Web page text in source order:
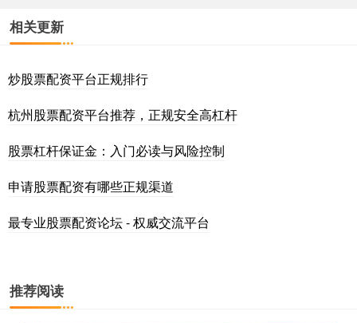
相关更新
炒股票配资平台正规排行
杭州股票配资平台推荐，正规安全高杠杆
股票杠杆保证金：入门必读与风险控制
申请股票配资有哪些正规渠道
最专业股票配资论坛 - 权威交流平台
推荐阅读